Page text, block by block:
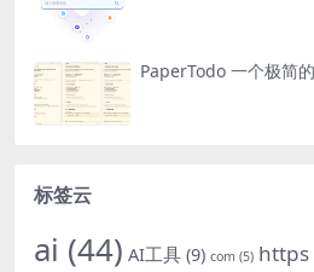
PaperTodo 一个极简
标签云
ai (44) AI工具 (9) com (5) https